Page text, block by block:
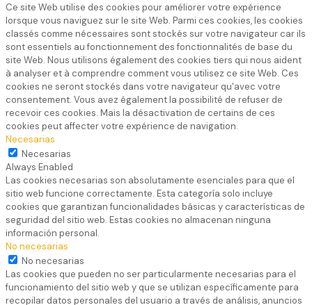
Ce site Web utilise des cookies pour améliorer votre expérience
lorsque vous naviguez sur le site Web. Parmi ces cookies, les cookies
classés comme nécessaires sont stockés sur votre navigateur car ils
sont essentiels au fonctionnement des fonctionnalités de base du
site Web. Nous utilisons également des cookies tiers qui nous aident
à analyser et à comprendre comment vous utilisez ce site Web. Ces
cookies ne seront stockés dans votre navigateur qu'avec votre
consentement. Vous avez également la possibilité de refuser de
recevoir ces cookies. Mais la désactivation de certains de ces
cookies peut affecter votre expérience de navigation.
Necesarias
Necesarias
Always Enabled
Las cookies necesarias son absolutamente esenciales para que el
sitio web funcione correctamente. Esta categoría solo incluye
cookies que garantizan funcionalidades básicas y características de
seguridad del sitio web. Estas cookies no almacenan ninguna
información personal.
No necesarias
No necesarias
Las cookies que pueden no ser particularmente necesarias para el
funcionamiento del sitio web y que se utilizan específicamente para
recopilar datos personales del usuario a través de análisis, anuncios